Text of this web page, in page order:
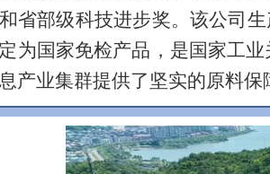
省部级科技进步奖。该公司生
为国家免检产品，是国家工
产业集群提供了坚实的原料